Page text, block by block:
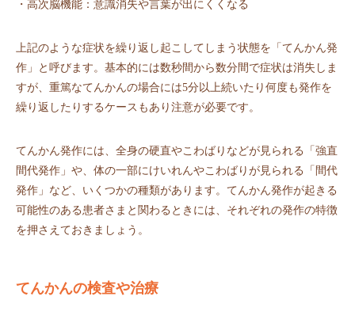
・高次脳機能：意識消失や言葉が出にくくなる
上記のような症状を繰り返し起こしてしまう状態を「てんかん発
作」と呼びます。基本的には数秒間から数分間で症状は消失しま
すが、重篤なてんかんの場合には5分以上続いたり何度も発作を
繰り返したりするケースもあり注意が必要です。
てんかん発作には、全身の硬直やこわばりなどが見られる「強直
間代発作」や、体の一部にけいれんやこわばりが見られる「間代
発作」など、いくつかの種類があります。てんかん発作が起きる
可能性のある患者さまと関わるときには、それぞれの発作の特徴
を押さえておきましょう。
てんかんの検査や治療